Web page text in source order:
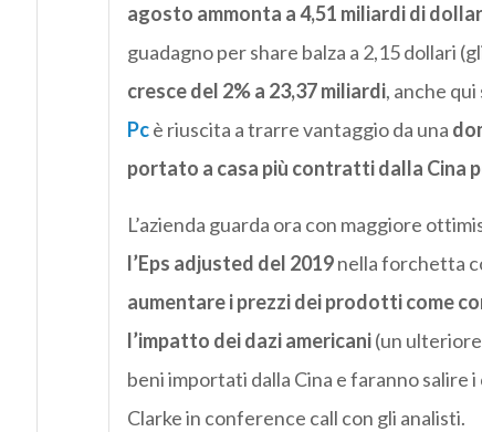
agosto ammonta a 4,51 miliardi di
guadagno per share balza a 2,15 dollari
cresce del 2% a 23,37 miliardi, anche qui
Pcè riuscita a trarre vantaggio da una
portato a casa più contratti dalla Cina
L’azienda guarda ora con maggiore
l’Eps adjusted del 2019nella forchetta
aumentare i prezzi dei prodotti come
l’impatto dei dazi americani(un ulteriore
beni importati dalla Cina e faranno
Clarke in conference call con gli analisti.